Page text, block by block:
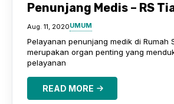
Penunjang Medis – RS
Aug. 11, 2020UMUM
Pelayanan penunjang medik di Rumah
merupakan organ penting yang
pelayanan
READ MORE